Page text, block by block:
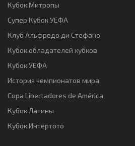
Кубок Митропы
Супер Кубок УЕФА
Клуб Альфредо ди Стефано
Кубок обладателей кубков
Кубок УЕФА
История чемпионатов мира
Copa Libertadores de América
Кубок Латины
Кубок Интертото